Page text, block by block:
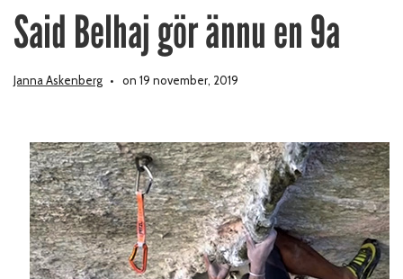
Said Belhaj gör ännu en 9a
Janna Askenberg on 19 november, 2019